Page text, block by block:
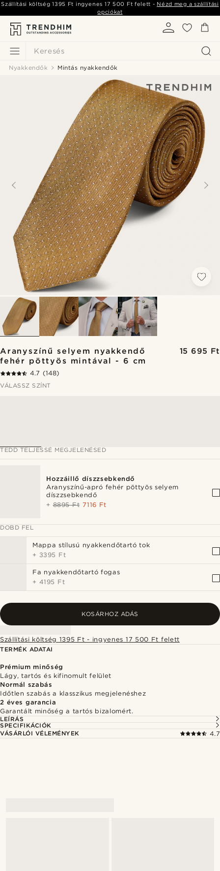
Keresés
Szállítási költség1395 Ft ingyenes 17 500 Ft felett - Nézd meg a szállítási
opciókat
Nyakkendők Mintás nyakkendők
Aranyszínű selyem nyakkendő
fehér pöttyös mintával - 6 cm
15 695 Ft
4.7 (148)
VÁLASSZ SZÍNT
TEDD TELJESSÉ MEGJELENÉSED
Hozzáillő díszzsebkendő
Aranyszínű-apró fehér pöttyös selyem
díszzsebkendő
+8895 Ft 7116 Ft
DOBD FEL
Mappa stílusú nyakkendőtartó tok
+ 3395 Ft
Fa nyakkendőtartó fogas
+ 4195 Ft
KOSÁRHOZ ADÁS
Szállítási költség 1395 Ft - ingyenes 17 500 Ft felett
TERMÉK ADATAI
Prémium minőség
Lágy, tartós és kifinomult felület
Normál szabás
Időtlen szabás a klasszikus megjelenéshez
2 éves garancia
Garantált minőség a tartós bizalomért.
LEÍRÁS
SPECIFIKÁCIÓK
VÁSÁRLÓI VÉLEMÉNYEK
4.7